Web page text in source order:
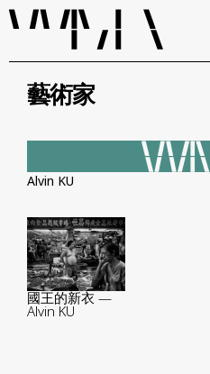
藝術家
Alvin KU
國王的新衣 —
Alvin KU